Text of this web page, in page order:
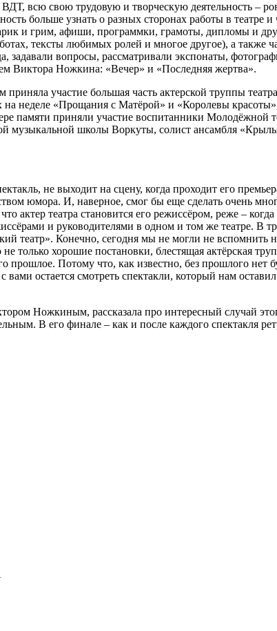
всю свою трудовую и творческую деятельность –
больше узнать о разных сторонах работы в театре
и грим, афиши, программки, грамоты, дипломы и
тексты любимых ролей и многое другое), а также
задавали вопросы, рассматривали экспонаты,
Виктора Ножкина: «Вечер» и «Последняя жертва».
участие большая часть актерской труппы
неделе «Прощания с Матёрой» и «Королевы
памяти приняли участие воспитанники Молодёжной
музыкальной школы Воркуты, солист ансамбля
не выходит на сцену, когда проходит его
юмора. И, наверное, смог бы еще сделать очень
актер театра становится его режиссёром, реже – когда
и руководителями в одном и том же театре. В
театр». Конечно, сегодня мы не могли не вспомнить
только хорошие постановки, блестящая актёрская
прошлое. Потому что, как известно, без прошлого нет
остается смотреть спектакли, который нам
Ножкиным, рассказала про интересный случай
В его финале – как и после каждого спектакля